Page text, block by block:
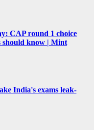
CAP round 1 choice
should know | Mint
India's exams leak-